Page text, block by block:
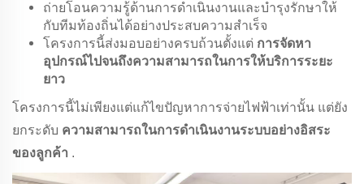
ถ่ายโอนความรู้ด้านการดำเนินงานและบำรุงรักษาให้
กับทีมท้องถิ่นได้อย่างประสบความสำเร็จ
โครงการนี้ส่งมอบอย่างครบถ้วนตั้งแต่ การจัดหา
อุปกรณ์ไปจนถึงความสามารถในการให้บริการระยะ
ยาว
โครงการนี้ไม่เพียงแต่แก้ไขปัญหาการจ่ายไฟฟ้าเท่านั้น แต่ยัง
ยกระดับ ความสามารถในการดำเนินงานระบบอย่างอิสระ
ของลูกค้า .